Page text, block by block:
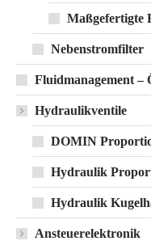
Maßgefertigte
Nebenstromfilter
Fluidmanagement –
Hydraulikventile
DOMIN
Hydraulik
Hydraulik
Ansteuerelektronik